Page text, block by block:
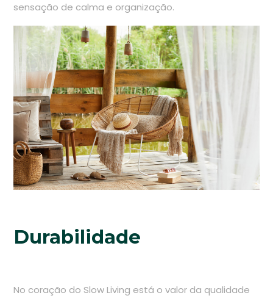
sensação de calma e organização.
Durabilidade
No coração do Slow Living está o valor da qualidade